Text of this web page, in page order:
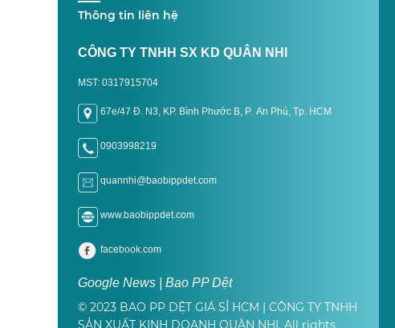
Thông tin liên hệ
CÔNG TY TNHH SX KD QUÂN NHI
MST: 0317915704
67e/47 Đ. N3, KP. Bình Phước B, P. An Phú, Tp. HCM
0903998219
quannhi@baobippdet.com
www.baobippdet.com
facebook.com
Google News | Bao PP Dệt
© 2023 BAO PP DỆT GIÁ SỈ HCM | CÔNG TY TNHH
SẢN XUẤT KINH DOANH QUÂN NHI. All rights